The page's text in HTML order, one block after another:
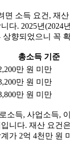
면 소득 요건, 재
다. 2025년(2024
상향되었으니 꼭
총소득 기준
만 원 미만
만 원 미만
만 원 미만
소득, 사업소득,
니다. 재산 요건
가 2억 4천만 원